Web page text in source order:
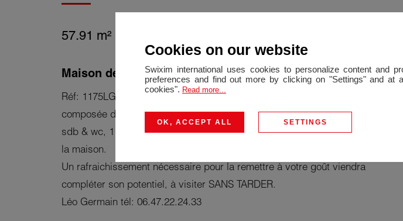
57.91 m²
Maison de village en pierre
Réf: 1175LG à proche de LONS, maison de village mitoyenne en pierre,
composée d'1 pièce de vie avec cuisine, salon & séjour, 2 chambres, 1
sdb & wc, 1 wc, 1 garage & un terrain d'environ 278m² les deux attenant à
la maison.
Un rafraichissement nécessaire pour la remettre à votre goût viendra
compléter son potentiel, à visiter SANS TARDER.
Léo Germain tél: 06.47.22.24.33
Cookies on our website
Swixim international uses cookies to personalize content and
preferences and find out more by clicking on "Settings" and
cookies". Read more...
OK, ACCEPT ALL SETTINGS